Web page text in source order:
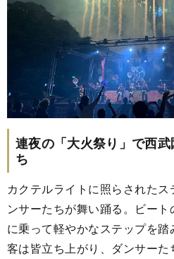
連夜の「大火祭り」で西
ち
カクテルライトに照らされた
ンサーたちが舞い踊る。ビー
に乗って軽やかなステップを
客は皆立ち上がり、ダンサー